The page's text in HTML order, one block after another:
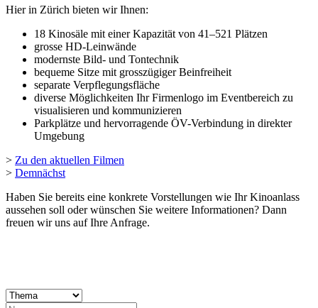
Hier in Zürich bieten wir Ihnen:
18 Kinosäle mit einer Kapazität von 41–521 Plätzen
grosse HD-Leinwände
modernste Bild- und Tontechnik
bequeme Sitze mit grosszügiger Beinfreiheit
separate Verpflegungsfläche
diverse Möglichkeiten Ihr Firmenlogo im Eventbereich zu
visualisieren und kommunizieren
Parkplätze und hervorragende ÖV-Verbindung in direkter
Umgebung
> Zu den aktuellen Filmen
> Demnächst
Haben Sie bereits eine konkrete Vorstellungen wie Ihr Kinoanlass
aussehen soll oder wünschen Sie weitere Informationen? Dann
freuen wir uns auf Ihre Anfrage.